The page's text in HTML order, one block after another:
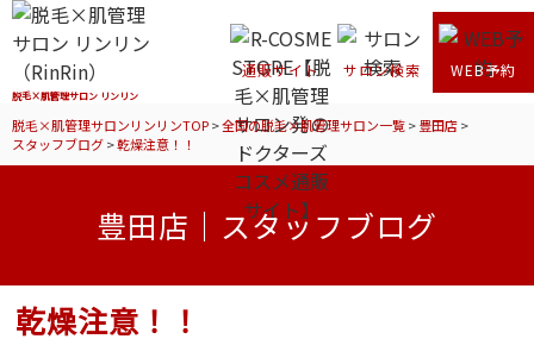
脱毛×肌管理サロン リンリン
通販サイト サロン検索 WEB予約
脱毛×肌管理サロンリンリンTOP>全国の脱毛×肌管理サロン一覧>豊田店>
スタッフブログ>乾燥注意！！
豊田店｜スタッフブログ
乾燥注意！！